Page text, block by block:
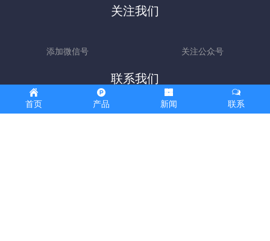
关注我们
添加微信号 关注公众号
联系我们
18028785819
首页 产品 新闻 联系